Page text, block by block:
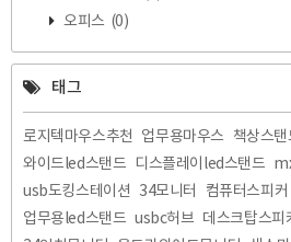
오피스 (0)
태그
로지텍마우스추천 업무용마우스 책상스탠
와이드led스탠드
디스플레이led스탠드
usb도킹스테이션
34모니터 컴퓨터스피커
업무용led스탠드 usbc허브 데스크탑스피